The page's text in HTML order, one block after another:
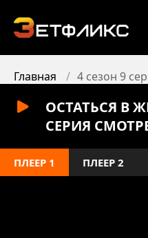
Главная 4 сезон 9
ОСТАТЬСЯ В
СЕРИЯ
ПЛЕЕР 1 ПЛЕЕР 2